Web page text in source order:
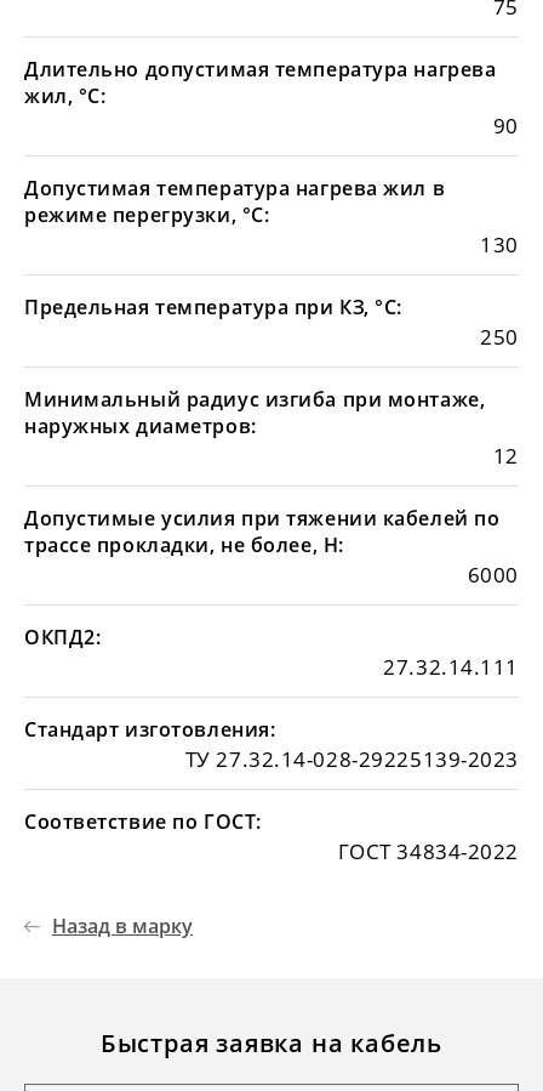
75
Длительно допустимая температура нагрева
жил, °С:
90
Допустимая температура нагрева жил в
режиме перегрузки, °С:
130
Предельная температура при КЗ, °С:
250
Минимальный радиус изгиба при монтаже,
наружных диаметров:
12
Допустимые усилия при тяжении кабелей по
трассе прокладки, не более, Н:
6000
ОКПД2:
27.32.14.111
Стандарт изготовления:
ТУ 27.32.14-028-29225139-2023
Соответствие по ГОСТ:
ГОСТ 34834-2022
Назад в марку
Быстрая заявка на кабель